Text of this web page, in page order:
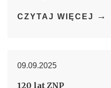
CZYTAJ WIĘCEJ →
09.09.2025
120 lat ZNP